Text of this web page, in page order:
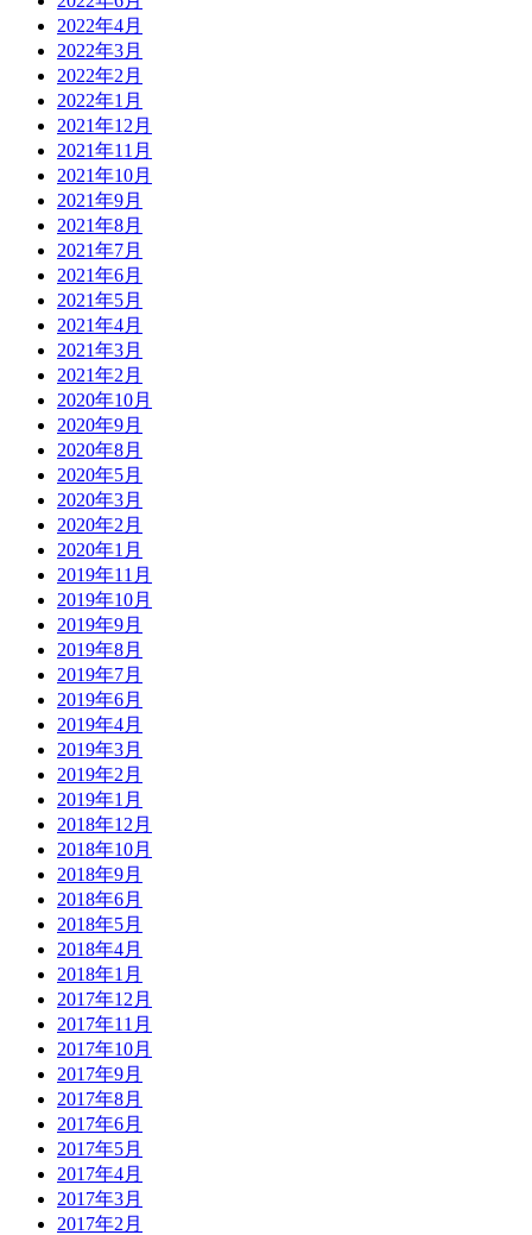
2022年4月
2022年3月
2022年2月
2022年1月
2021年12月
2021年11月
2021年10月
2021年9月
2021年8月
2021年7月
2021年6月
2021年5月
2021年4月
2021年3月
2021年2月
2020年10月
2020年9月
2020年8月
2020年5月
2020年3月
2020年2月
2020年1月
2019年11月
2019年10月
2019年9月
2019年8月
2019年7月
2019年6月
2019年4月
2019年3月
2019年2月
2019年1月
2018年12月
2018年10月
2018年9月
2018年6月
2018年5月
2018年4月
2018年1月
2017年12月
2017年11月
2017年10月
2017年9月
2017年8月
2017年6月
2017年5月
2017年4月
2017年3月
2017年2月